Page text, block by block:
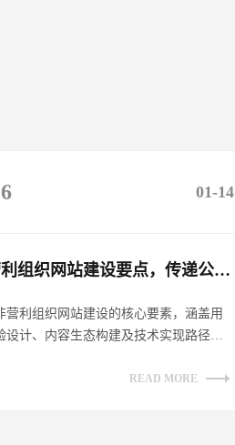
01-14
非营利组织网站建设要点，传递公益理念​
营利组织网站建设的核心要素，涵盖用
设计、内容生态构建及技术实现路径。
READ MORE